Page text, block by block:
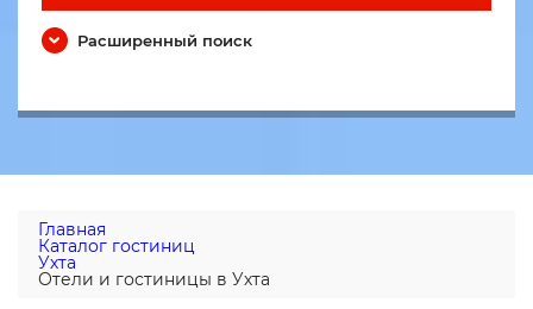
Расширенный поиск
Главная
Каталог гостиниц
Ухта
Отели и гостиницы в Ухта